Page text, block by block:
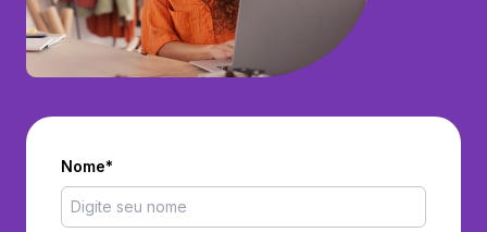
Nome*